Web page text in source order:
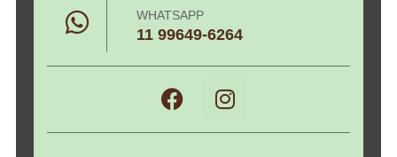
WHATSAPP
11 99649-6264